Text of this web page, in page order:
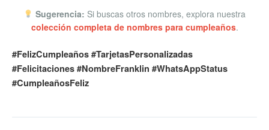
Sugerencia: Si buscas otros nombres, explora nuestra
colección completa de nombres para cumpleaños.
#FelizCumpleaños #TarjetasPersonalizadas
#Felicitaciones #NombreFranklin #WhatsAppStatus
#CumpleañosFeliz